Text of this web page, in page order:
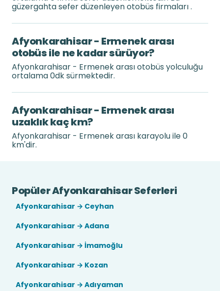
güzergahta sefer düzenleyen otobüs firmaları .
Afyonkarahisar - Ermenek arası
otobüs ile ne kadar sürüyor?
Afyonkarahisar - Ermenek arası otobüs yolculuğu
ortalama 0dk sürmektedir.
Afyonkarahisar - Ermenek arası
uzaklık kaç km?
Afyonkarahisar - Ermenek arası karayolu ile 0
km'dir.
Popüler Afyonkarahisar Seferleri
Afyonkarahisar → Ceyhan
Afyonkarahisar → Adana
Afyonkarahisar → İmamoğlu
Afyonkarahisar → Kozan
Afyonkarahisar → Adıyaman